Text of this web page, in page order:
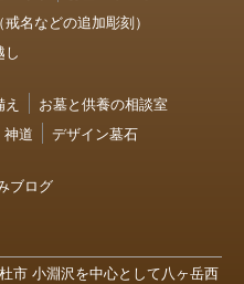
名などの追加彫刻）
し
お墓と供養の相談室
神道 デザイン墓石
ブログ
市 小淵沢を中心として八ヶ岳西